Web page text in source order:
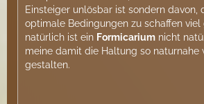
Einsteiger unlösbar ist sondern davon,
optimale Bedingungen zu schaffen viel
natürlich ist ein Formicarium nicht
meine damit die Haltung so naturnahe
gestalten.